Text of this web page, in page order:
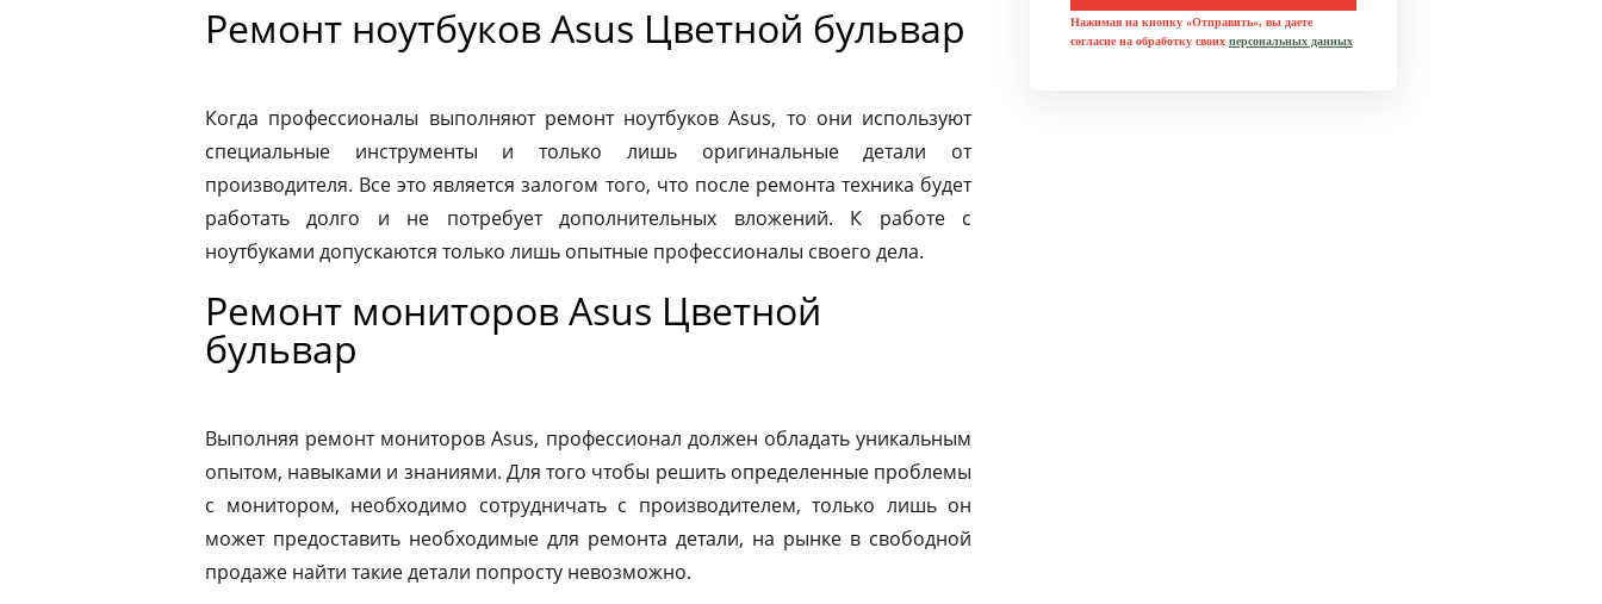
Ремонт ноутбуков Asus Цветной бульвар
Когда профессионалы выполняют ремонт ноутбуков Asus, то они используют
специальные инструменты и только лишь оригинальные детали от
производителя. Все это является залогом того, что после ремонта техника будет
работать долго и не потребует дополнительных вложений. К работе с
ноутбуками допускаются только лишь опытные профессионалы своего дела.
Ремонт мониторов Asus Цветной
бульвар
Выполняя ремонт мониторов Asus, профессионал должен обладать уникальным
опытом, навыками и знаниями. Для того чтобы решить определенные проблемы
с монитором, необходимо сотрудничать с производителем, только лишь он
может предоставить необходимые для ремонта детали, на рынке в свободной
продаже найти такие детали попросту невозможно.
Нажимая на кнопку «Отправить», вы даете
согласие на обработку своих персональных данных